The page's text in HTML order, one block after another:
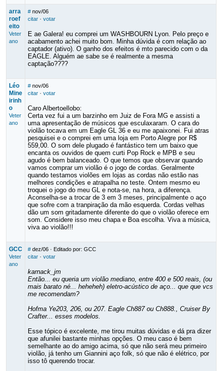
arra
roef
eito
Veter
ano
# nov/06
citar· votar
E ae Galera! eu comprei um WASHBOURN Lyon. Pelo preço e
acabamento achei muito bom. Minha dúvida é com relação ao
captador (ativo). O ganho dos efeitos é mto parecido com o da
EAGLE. Alguém ae sabe se é realmente a mesma
captação????
Léo
Mine
irinh
o
Veter
ano
# nov/06
citar· votar
Caro Albertoellobo:
Certa vez fui a um barzinho em Juiz de Fora MG e assisti a
uma apresentação de músicos que esculaxaram. O cara do
violão tocava em um Eagle GL 36 e eu me apaixonei. Fui atras
pesquisei e o comprei em uma loja em Porto Alegre por R$
559,00. O som dele plugado é fantástico tem um baixo que
encanta os ouvidos de quem curti Pop Rock e MPB e seu
agudo é bem balanceado. O que temos que observar quando
vamos comprar um violão é o jogo de cordas. Geralmente
quando testamos violões em lojas as cordas não estão nas
melhores condições e atrapalha no teste. Ontem mesmo eu
troquei o jogo do meu GL e nota-se, na hora, a diferença.
Aconselha-se a trocar de 3 em 3 meses, principalmente o aço
que sofre com a tranpiração da mão esquerda. Cordas velhas
dão um som gritadamente diferente do que o violão oferece em
som. Considere isso meu chapa e Boa escolha. Viva a música,
viva ao violão!!!
GCC
Veter
ano
# dez/06· Editado por: GCC
citar· votar
karnack_jm
Então... eu queria um violão mediano, entre 400 e 500 reais, (ou
mais barato né... heheheh) eletro-acústico de aço... que que vcs
me recomendam?
Hofma Ye203, 206, ou 207. Eagle Ch887 ou Ch888., Cruiser By
Crafter... esses modelos.
Esse tópico é excelente, me tirou muitas dúvidas e dá pra dizer
que afunilei bastante minhas opções. O meu caso é bem
semelhante ao do amigo acima, só que não será meu primeiro
violão, já tenho um Giannini aço folk, só que não é elétrico, por
isso tô querendo trocar.